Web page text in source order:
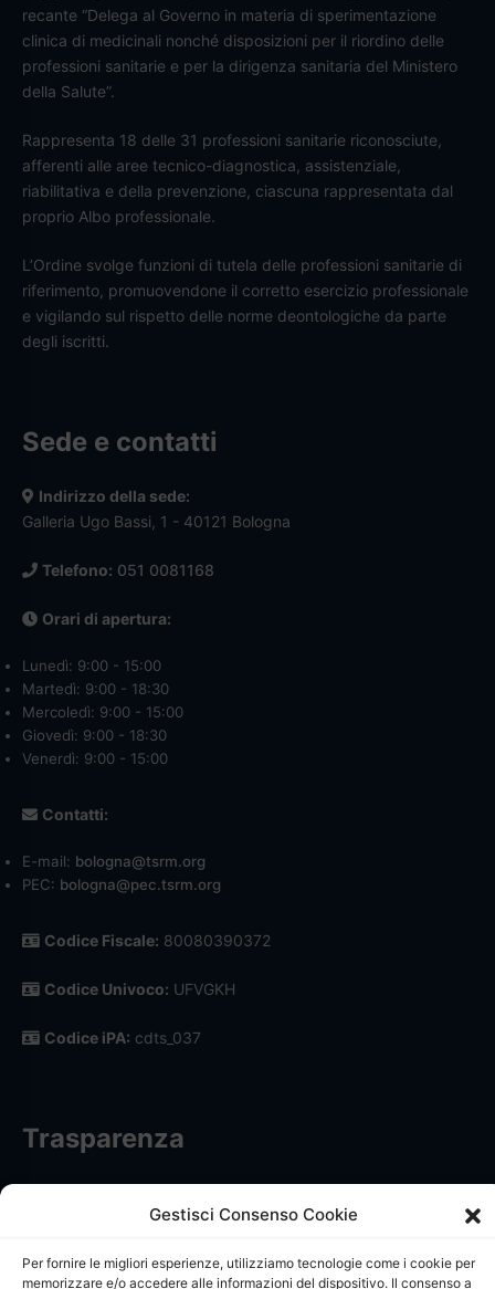
Gestisci Consenso Cookie
Per fornire le migliori esperienze, utilizziamo tecnologie come i cookie per
memorizzare e/o accedere alle informazioni del dispositivo. Il consenso a
recante “Delega al Governo in materia di sperimentazione
clinica di medicinali nonché disposizioni per il riordino delle
professioni sanitarie e per la dirigenza sanitaria del Ministero
della Salute”.
Rappresenta 18 delle 31 professioni sanitarie riconosciute,
afferenti alle aree tecnico-diagnostica, assistenziale,
riabilitativa e della prevenzione, ciascuna rappresentata dal
proprio Albo professionale.
L’Ordine svolge funzioni di tutela delle professioni sanitarie di
riferimento, promuovendone il corretto esercizio professionale
e vigilando sul rispetto delle norme deontologiche da parte
degli iscritti.
Sede e contatti
Indirizzo della sede:
Galleria Ugo Bassi, 1 - 40121 Bologna
Telefono: 051 0081168
Orari di apertura:
Lunedì: 9:00 - 15:00
Martedì: 9:00 - 18:30
Mercoledì: 9:00 - 15:00
Giovedì: 9:00 - 18:30
Venerdì: 9:00 - 15:00
Contatti:
E-mail: bologna@tsrm.org
PEC: bologna@pec.tsrm.org
Codice Fiscale: 80080390372
Codice Univoco: UFVGKH
Codice iPA: cdts_037
Trasparenza